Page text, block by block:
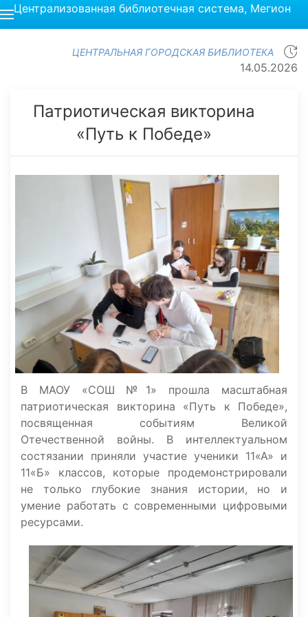
Централизованная библиотечная система, Мегион
ЦЕНТРАЛЬНАЯ ГОРОДСКАЯ БИБЛИОТЕКА
14.05.2026
Патриотическая викторина
«Путь к Победе»
В МАОУ «СОШ №1» прошла масштабная
патриотическая викторина «Путь к Победе»,
посвященная событиям Великой
Отечественной войны. В интеллектуальном
состязании приняли участие ученики 11«А» и
11«Б» классов, которые продемонстрировали
не только глубокие знания истории, но и
умение работать с современными цифровыми
ресурсами.